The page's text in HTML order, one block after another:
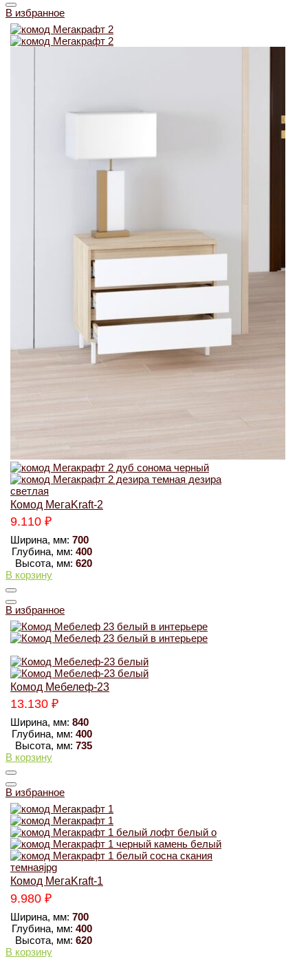
В избранное
Комод МегаKraft-2
9.110 ₽
Ширина, мм: 700
Глубина, мм: 400
Высота, мм: 620
В корзину
В избранное
Комод Мебелеф-23
13.130 ₽
Ширина, мм: 840
Глубина, мм: 400
Высота, мм: 735
В корзину
В избранное
Комод МегаKraft-1
9.980 ₽
Ширина, мм: 700
Глубина, мм: 400
Высота, мм: 620
В корзину